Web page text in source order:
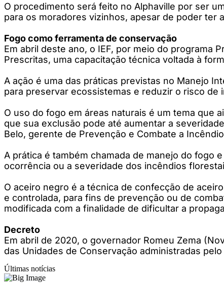
O procedimento será feito no Alphaville por ser
para os moradores vizinhos, apesar de poder ter
Fogo como ferramenta de conservação
Em abril deste ano, o IEF, por meio do programa
Prescritas, uma capacitação técnica voltada à
A ação é uma das práticas previstas no Manejo
para preservar ecossistemas e reduzir o risco de
O uso do fogo em áreas naturais é um tema que
que sua exclusão pode até aumentar a
Belo, gerente de Prevenção e Combate a
A prática é também chamada de manejo do fogo
ocorrência ou a severidade dos incêndios
O aceiro negro é a técnica de confecção de
e controlada, para fins de prevenção ou de
modificada com a finalidade de dificultar a
Decreto
Em abril de 2020, o governador Romeu Zema
das Unidades de Conservação administradas pelo
Últimas notícias